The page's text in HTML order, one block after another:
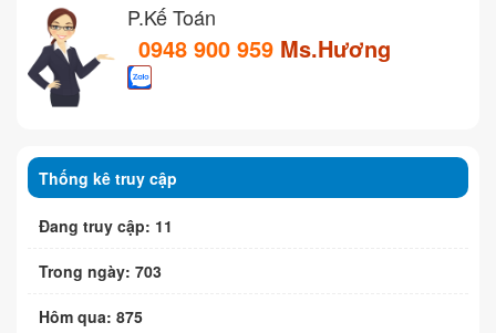
P.Kế Toán
0948 900 959 Ms.Hương
Thống kê truy cập
Đang truy cập: 11
Trong ngày: 703
Hôm qua: 875